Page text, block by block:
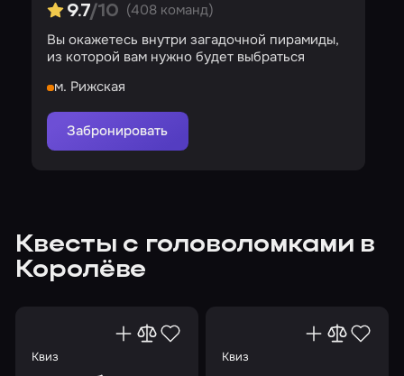
9.7/10 (408 команд)
Вы окажетесь внутри загадочной пирамиды,
из которой вам нужно будет выбраться
м. Рижская
Забронировать
Квесты с головоломками в
Королёве
Квиз Квиз